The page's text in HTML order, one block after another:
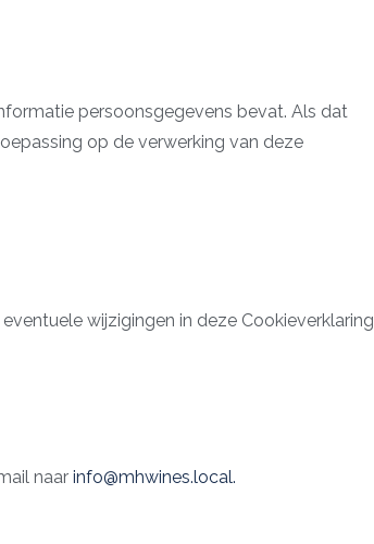
persoonsgegevens bevat. Als dat
op de verwerking van deze
wijzigingen in deze Cookieverklaring
naar info@mhwines.local.